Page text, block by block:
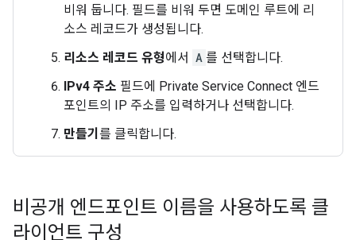
비워 둡니다. 필드를 비워 두면 도메인 루트에 리
소스 레코드가 생성됩니다.
리소스 레코드 유형에서 A 를 선택합니다.
IPv4 주소 필드에 Private Service Connect 엔드
포인트의 IP 주소를 입력하거나 선택합니다.
만들기 를 클릭합니다.
비공개 엔드포인트 이름을 사용하도록 클
라이언트 구성